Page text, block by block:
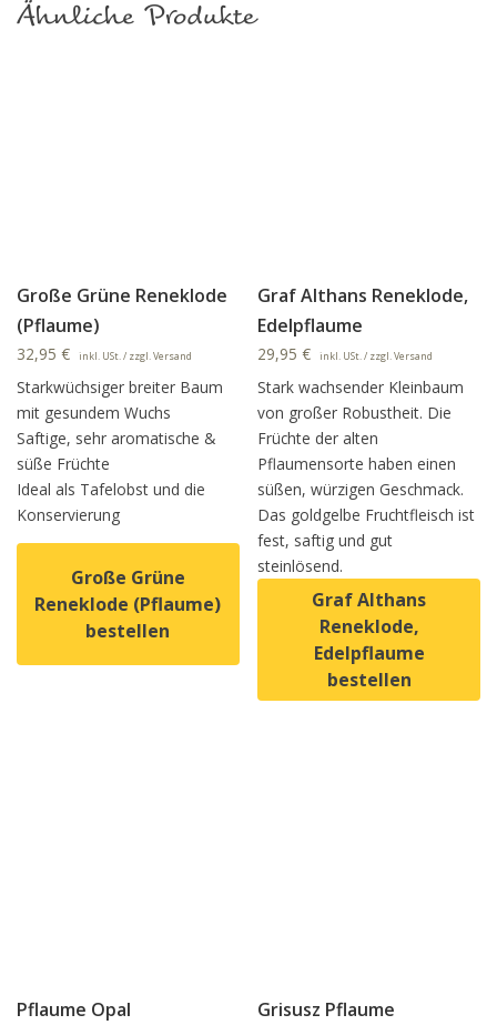
Ähnliche Produkte
Große Grüne Reneklode
(Pflaume)
32,95 € inkl. USt. / zzgl. Versand
Starkwüchsiger breiter Baum
mit gesundem Wuchs
Saftige, sehr aromatische &
süße Früchte
Ideal als Tafelobst und die
Konservierung
Große Grüne
Reneklode (Pflaume)
bestellen
Dieses Produkt weist mehrere Varianten auf. Die
Graf Althans Reneklode,
Edelpflaume
29,95€ inkl. USt. / zzgl. Versand
Stark wachsender Kleinbaum
von großer Robustheit. Die
Früchte der alten
Pflaumensorte haben einen
süßen, würzigen Geschmack.
Das goldgelbe Fruchtfleisch ist
fest, saftig und gut
steinlösend.
Graf Althans
Reneklode,
Edelpflaume
bestellen
Pflaume Opal Grisusz Pflaume